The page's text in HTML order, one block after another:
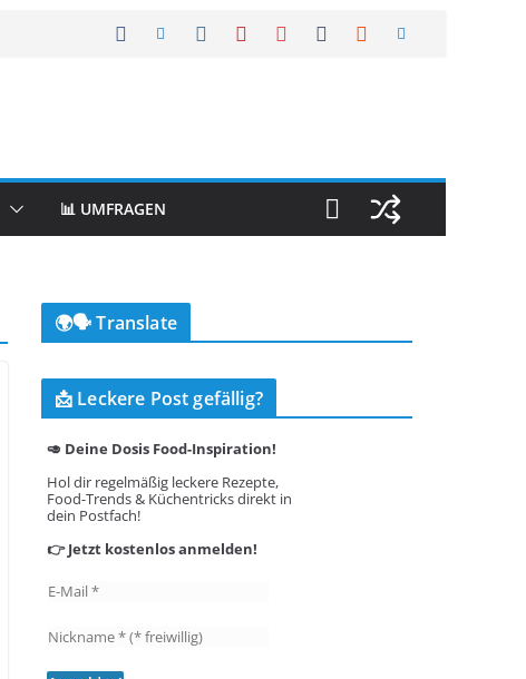
📊 UMFRAGEN
🌍🗣️ Translate
📩 Leckere Post gefällig?
🥑 Deine Dosis Food-Inspiration!
Hol dir regelmäßig leckere Rezepte,
Food-Trends & Küchentricks direkt in
dein Postfach!
👉 Jetzt kostenlos anmelden!